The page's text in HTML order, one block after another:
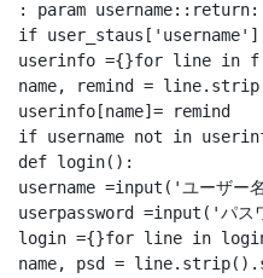
: param
if
userinfo ={}for line in
name, remind =
userinfo[name]= remind
if username not in
def login():
username =input('ユーザー
userpassword =input('パ
login ={}for line in
name, psd =